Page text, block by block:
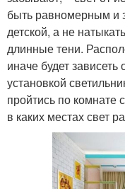
быть равномерным и
детской, а не
длинные тени.
иначе будет
установкой
пройтись по комнате
в каких местах свет